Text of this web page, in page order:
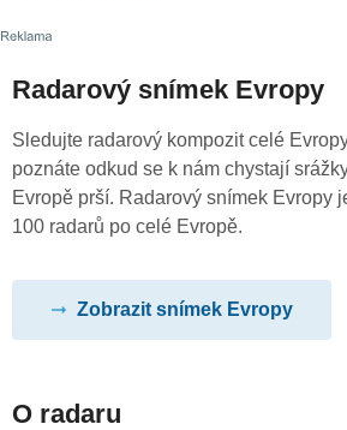
Radarový snímek Evropy
Sledujte radarový kompozit celé
poznáte odkud se k nám chystají
Evropě prší. Radarový snímek Evropy
100 radarů po celé Evropě.
Zobrazit snímek Evropy
O radaru